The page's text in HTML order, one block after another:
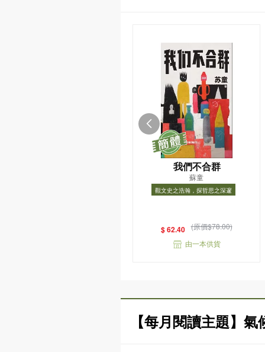
我們不合群
蘇童
觀文史之浩瀚，探哲思之深邃
$ 62.40 (原價$78.00)
由一本供貨
【每月閱讀主題】